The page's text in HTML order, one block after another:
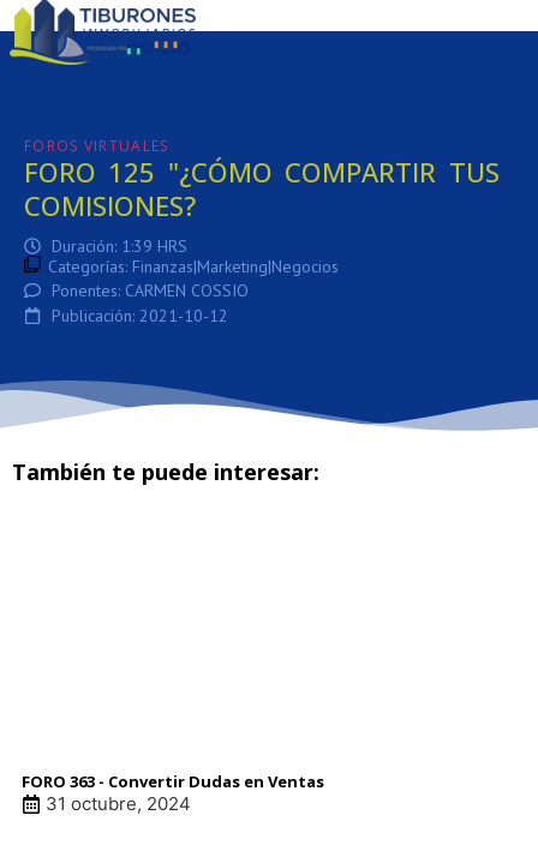
FOROS VIRTUALES:
FORO 125 "¿CÓMO COMPARTIR TUS
COMISIONES?
Duración: 1:39 HRS
Categorías: Finanzas|Marketing|Negocios
Ponentes: CARMEN COSSIO
Publicación: 2021-10-12
También te puede interesar:
FORO 363 - Convertir Dudas en Ventas
31 octubre, 2024